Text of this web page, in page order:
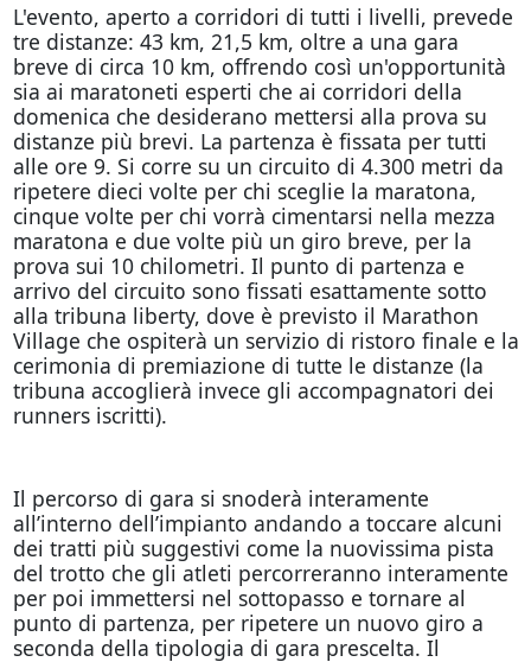
L'evento, aperto a corridori di tutti i livelli, prevede
tre distanze: 43 km, 21,5 km, oltre a una gara
breve di circa 10 km, offrendo così un'opportunità
sia ai maratoneti esperti che ai corridori della
domenica che desiderano mettersi alla prova su
distanze più brevi. La partenza è fissata per tutti
alle ore 9. Si corre su un circuito di 4.300 metri da
ripetere dieci volte per chi sceglie la maratona,
cinque volte per chi vorrà cimentarsi nella mezza
maratona e due volte più un giro breve, per la
prova sui 10 chilometri. Il punto di partenza e
arrivo del circuito sono fissati esattamente sotto
alla tribuna liberty, dove è previsto il Marathon
Village che ospiterà un servizio di ristoro finale e la
cerimonia di premiazione di tutte le distanze (la
tribuna accoglierà invece gli accompagnatori dei
runners iscritti).
Il percorso di gara si snoderà interamente
all’interno dell’impianto andando a toccare alcuni
dei tratti più suggestivi come la nuovissima pista
del trotto che gli atleti percorreranno interamente
per poi immettersi nel sottopasso e tornare al
punto di partenza, per ripetere un nuovo giro a
seconda della tipologia di gara prescelta. Il